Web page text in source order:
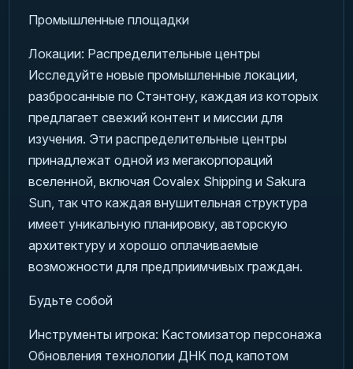
Промышленные площадки
Локации: Распределительные центры
Исследуйте новые промышленные локации,
разбросанные по Стэнтону, каждая из которых
предлагает свежий контент и миссии для
изучения. Эти распределительные центры
принадлежат одной из мегакорпораций
вселенной, включая Covalex Shipping и Sakura
Sun, так что каждая внушительная структура
имеет уникальную планировку, авторскую
архитектуру и хорошо оплачиваемые
возможности для предприимчивых граждан.
Будьте собой
Инструменты игрока: Кастомизатор персонажа
Обновления технологии ДНК под капотом